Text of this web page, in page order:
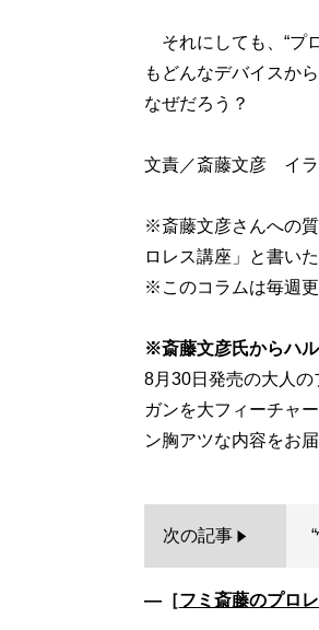
それにしても、“プ
もどんなデバイスか
なぜだろう？
文責／斎藤文彦 イラ
※斎藤文彦さんへの
ロレス講座」と書い
※このコラムは毎週
※斎藤文彦氏からハ
8月30日発売の大人
ガンを大フィーチャ
次の記事
―［フミ斎藤のプロ